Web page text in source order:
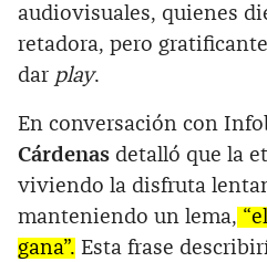
audiovisuales, quienes
retadora, pero
dar play.
En conversación con
Cárdenas detalló que la
viviendo la disfruta
manteniendo un lema,
gana”. Esta frase